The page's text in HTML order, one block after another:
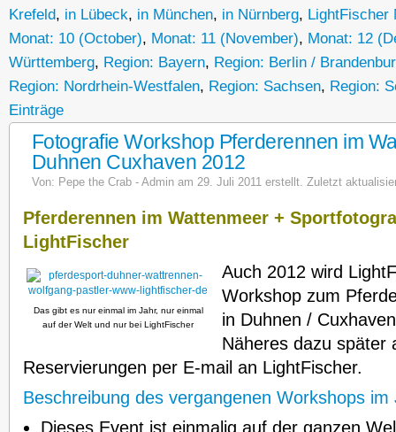
Krefeld, in Lübeck, in München, in Nürnberg, LightFischer
Monat: 10 (October), Monat: 11 (November), Monat: 12
Württemberg, Region: Bayern, Region: Berlin /
Region: Nordrhein-Westfalen, Region: Sachsen, Region:
Einträge
Fotografie Workshop Pferderennen im
Duhnen Cuxhaven 2012
Von: Pepe the Crab - Admin am 29. Juli 2011 erstellt. Zuletzt
Pferderennen im Wattenmeer +
LightFischer
Das gibt es nur einmal im Jahr, nur einmal
auf der Welt und nur bei LightFischer
Auch 2012 wird
Workshop zum
in Duhnen /
Näheres dazu später
Reservierungen per E-mail an LightFischer.
Beschreibung des vergangenen Workshops im
Dieses Event ist einmalig auf der ganzen